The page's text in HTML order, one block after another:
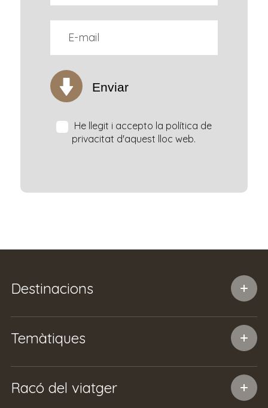
Enviar
He llegit i accepto la política de
privacitat d'aquest lloc web.
Destinacions
Temàtiques
Racó del viatger